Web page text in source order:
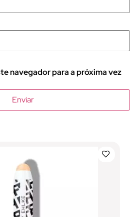
navegador para a próxima vez